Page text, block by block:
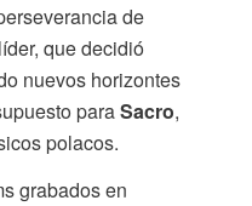
de
que decidió
nuevos horizontes
paraSacro,
polacos.
grabados en